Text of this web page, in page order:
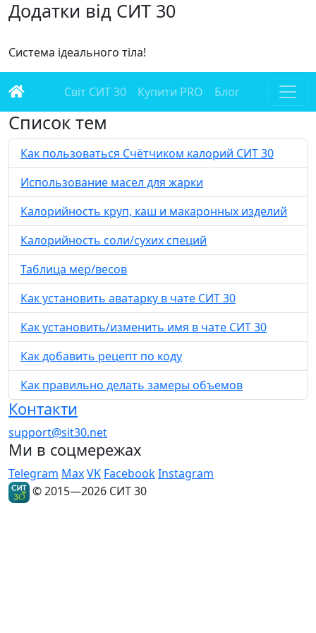
Додатки від СИТ 30
Система ідеального тіла!
Світ СИТ 30 Купити PRO Блог
Список тем
Как пользоваться Счётчиком калорий СИТ 30
Использование масел для жарки
Калорийность круп, каш и макаронных изделий
Калорийность соли/сухих специй
Таблица мер/весов
Как установить аватарку в чате СИТ 30
Как установить/изменить имя в чате СИТ 30
Как добавить рецепт по коду
Как правильно делать замеры объемов
Контакти
support@sit30.net
Ми в соцмережах
Telegram MaxVK FacebookInstagram
© 2015—2026 СИТ 30